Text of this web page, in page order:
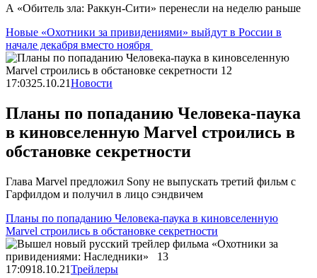
А «Обитель зла: Раккун-Сити» перенесли на неделю раньше
Новые «Охотники за привидениями» выйдут в России в
начале декабря вместо ноября
17:0325.10.21Новости
Планы по попаданию Человека-паука
в киновселенную Marvel строились в
обстановке секретности
Глава Marvel предложил Sony не выпускать третий фильм с
Гарфилдом и получил в лицо сэндвичем
Планы по попаданию Человека-паука в киновселенную
Marvel строились в обстановке секретности
17:0918.10.21Трейлеры